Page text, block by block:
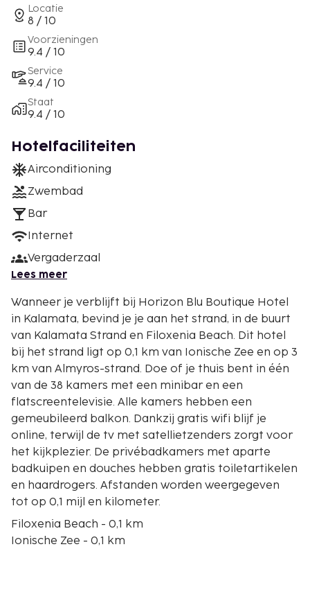
Locatie
8 / 10
Voorzieningen
9.4 / 10
Service
9.4 / 10
Staat
9.4 / 10
Hotelfaciliteiten
Airconditioning
Zwembad
Bar
Internet
Vergaderzaal
Lees meer
Wanneer je verblijft bij Horizon Blu Boutique Hotel
in Kalamata, bevind je je aan het strand, in de buurt
van Kalamata Strand en Filoxenia Beach. Dit hotel
bij het strand ligt op 0,1 km van Ionische Zee en op 3
km van Almyros-strand. Doe of je thuis bent in één
van de 38 kamers met een minibar en een
flatscreentelevisie. Alle kamers hebben een
gemeubileerd balkon. Dankzij gratis wifi blijf je
online, terwijl de tv met satellietzenders zorgt voor
het kijkplezier. De privébadkamers met aparte
badkuipen en douches hebben gratis toiletartikelen
en haardrogers. Afstanden worden weergegeven
tot op 0,1 mijl en kilometer.
Filoxenia Beach - 0,1 km
Ionische Zee - 0,1 km